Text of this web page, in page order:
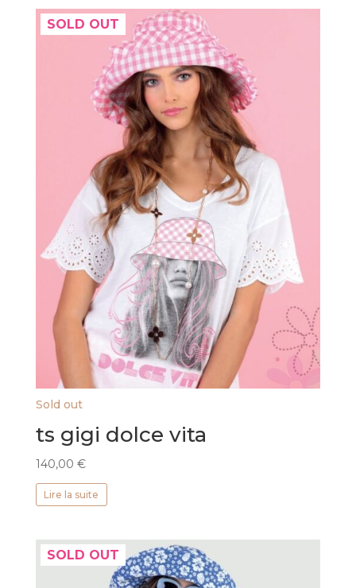
SOLD OUT
Sold out
ts gigi dolce vita
140,00 €
Lire la suite
SOLD OUT